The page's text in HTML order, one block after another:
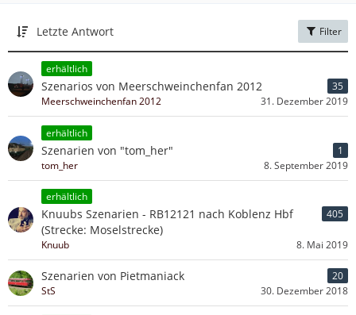
Letzte Antwort Filter
erhältlich
Szenarios von Meerschweinchenfan 2012
35
Meerschweinchenfan 2012
31. Dezember 2019
erhältlich
Szenarien von "tom_her"
1
tom_her
8. September 2019
erhältlich
Knuubs Szenarien - RB12121 nach Koblenz Hbf
(Strecke: Moselstrecke)
405
Knuub 8. Mai 2019
Szenarien von Pietmaniack
20
StS
30. Dezember 2018